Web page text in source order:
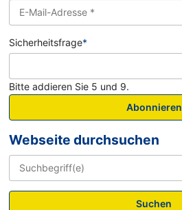
Sicherheitsfrage*
Bitte addieren Sie 5 und 9.
Abonnieren
Webseite durchsuchen
Suchen